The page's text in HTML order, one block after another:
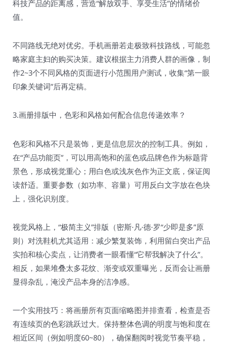
科技产品的距离感，营造“解放双手、享受生活”的情绪价
值。
不同路线无绝对优劣。手机画册若走极致科技路线，可能忽
略家庭主妇的购买决策。建议根据主力消费人群的画像，制
作2~3个不同风格的页面进行小范围用户测试，收集“第一眼
印象关键词”后再定稿。
3.画册排版中，色彩和风格如何配合信息传递效率？
色彩和风格不只是装饰，更是信息层次的控制工具。例如，
在“产品功能页”，可以用高饱和的蓝色或品牌色作为标题背
景色，形成视觉重心；用白色或浅灰色作为正文底，保证阅
读舒适。重要参数（如功率、容量）可用反白文字放在色块
上，强化识别度。
视觉风格上，“极简主义”排版（密斯·凡·德·罗“少即是多”原
则）对洗鞋机尤其适用：减少繁复装饰，利用留白突出产品
实拍和核心卖点，让消费者一眼看懂“它帮我解决了什么”。
相反，如果堆叠太多花纹、渐变或双重曝光，反而会让画册
显得杂乱，淹没产品本身的洁净感。
一个实用技巧：将画册所有页面缩略图并排查看，检查是否
有连续页的色彩跳跃过大。保持整体色调的明度与饱和度在
相近区间（例如明度60~80），确保翻阅时视觉节奏平稳，